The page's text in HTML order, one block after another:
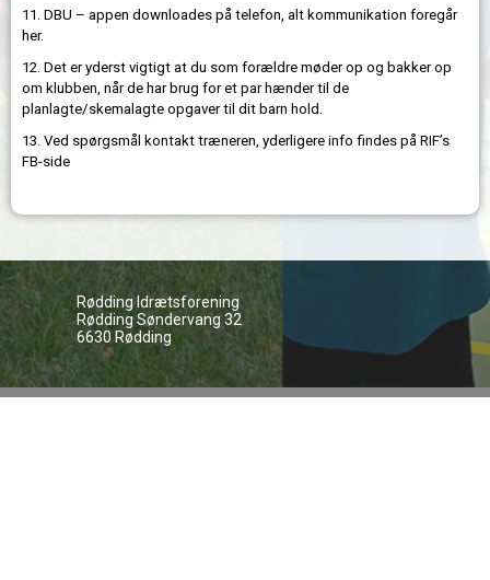
11. DBU – appen downloades på telefon, alt kommunikation foregår
her.
12. Det er yderst vigtigt at du som forældre møder op og bakker op
om klubben, når de har brug for et par hænder til de
planlagte/skemalagte opgaver til dit barn hold.
13. Ved spørgsmål kontakt træneren, yderligere info findes på RIF’s
FB-side
Rødding Idrætsforening
Rødding Søndervang 32
6630 Rødding